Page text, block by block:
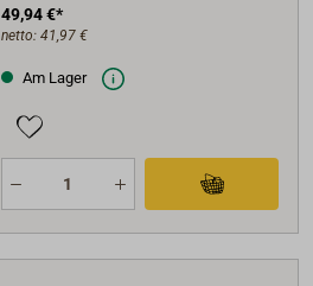
49,94 €*
netto: 41,97 €
Am Lager